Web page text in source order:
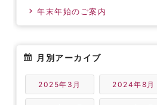
年末年始のご案内
月別アーカイブ
2025年3月 2024年8月